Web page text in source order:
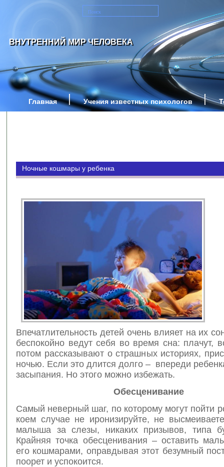
ВНУТРЕННИЙ МИР ЧЕЛОВЕКА
Главная Учения известных психологов
Ночные кошмары у ребенка
Впечатлительность детей очень влияет на их
беспокойно ведут себя во время сна: плачут,
потом рассказывают о страшных историях,
ночью. Если это длится долго – впереди
засыпания. Но этого можно избежать.
Обесценивание
Самый неверный шаг, по которому могут пойти
коем случае не иронизируйте, не
малыша за слезы, никаких призывов, типа
Крайняя точка обесценивания – оставить
его кошмарами, оправдывая этот безумный
поорет и успокоится.